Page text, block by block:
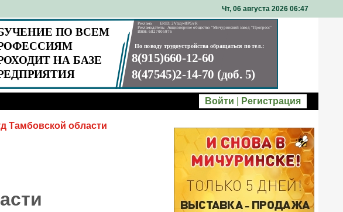
Чт, 06 августа 2026 06:47
Войти Регистрация
Тамбовской области